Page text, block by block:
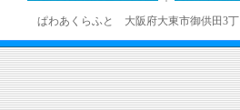
ぱわあくらふと 大阪府大東市御供田3